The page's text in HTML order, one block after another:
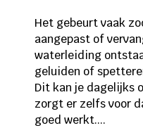
Het gebeurt vaak
aangepast of
waterleiding
geluiden of
Dit kan je dagelijks
zorgt er zelfs voor
goed werkt....